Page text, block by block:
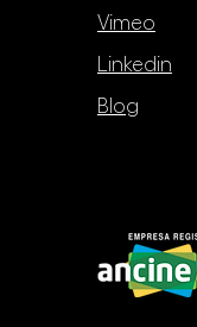
Vimeo
Linkedin
Blog